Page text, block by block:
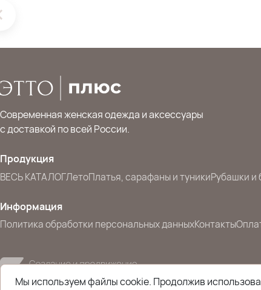
Современная женская одежда и аксессуары
с доставкой по всей России.
Продукция
ВЕСЬ КАТАЛОГЛетоПлатья, сарафаны и туникиРубашки и
Информация
Политика обработки персональных данныхКонтакты
Мы используем файлы cookie. Продолжив